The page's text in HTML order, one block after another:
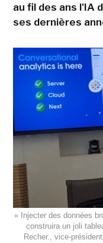
au fil des ans l'IA
ses dernières
« Injecter des données
construira un joli
Recher., vice-